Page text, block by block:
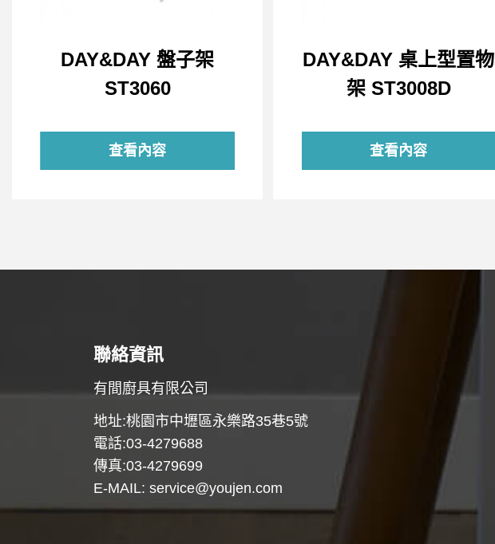
DAY&DAY 盤子架
ST3060
查看內容
DAY&DAY 桌上型置物
架 ST3008D
查看內容
聯絡資訊
有間廚具有限公司
地址:桃園市中壢區永樂路35巷5號
電話:03-4279688
傳真:03-4279699
E-MAIL: service@youjen.com